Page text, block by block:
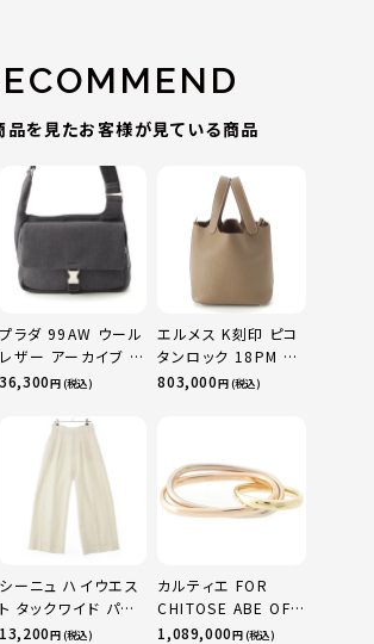
品を見たお客様が見ている商品
プラダ 99AW ウール
レザー アーカイブ ワ
ン ショルダーバッグ
36,300円 (税込)
エルメス K刻印 ピコ
タンロック 18PM ト
リヨン ハンドバッグ
803,000円 (税込)
シーニュ ハイウエス
ト タックワイド パン
ツ ボトムス オフホワ
13,200円 (税込)
カルティエ FOR
CHITOSE ABE OF
sacai サカイ 750
1,089,000円 (税込)